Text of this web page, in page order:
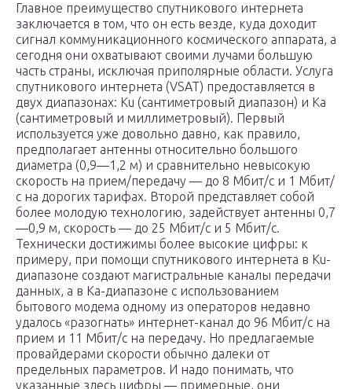
Главное преимущество спутникового интернета
заключается в том, что он есть везде, куда доходит
сигнал коммуникационного космического аппарата, а
сегодня они охватывают своими лучами большую
часть страны, исключая приполярные области. Услуга
спутникового интернета (VSAT) предоставляется в
двух диапазонах: Ku (сантиметровый диапазон) и Ка
(сантиметровый и миллиметровый). Первый
используется уже довольно давно, как правило,
предполагает антенны относительно большого
диаметра (0,9—1,2 м) и сравнительно невысокую
скорость на прием/передачу — до 8 Мбит/с и 1 Мбит/
с на дорогих тарифах. Второй представляет собой
более молодую технологию, задействует антенны 0,7
—0,9 м, скорость — до 25 Мбит/с и 5 Мбит/с.
Технически достижимы более высокие цифры: к
примеру, при помощи спутникового интернета в Ku-
диапазоне создают магистральные каналы передачи
данных, а в Ка-диапазоне с использованием
бытового модема одному из операторов недавно
удалось «разогнать» интернет-канал до 96 Мбит/с на
прием и 11 Мбит/с на передачу. Но предлагаемые
провайдерами скорости обычно далеки от
предельных параметров. И надо понимать, что
указанные здесь цифры — примерные, они